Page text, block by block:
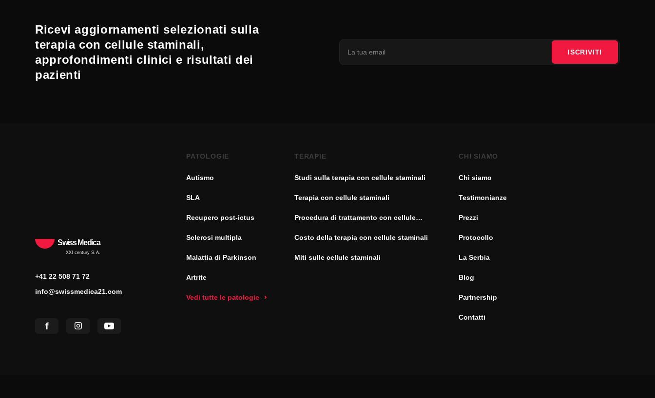
Ricevi aggiornamenti selezionati sulla
terapia con cellule staminali,
approfondimenti clinici e risultati dei
pazienti
ISCRIVITI
Swiss Medica
XXI century S.A.
+41 22 508 71 72
info@swissmedica21.com
PATOLOGIE
Autismo
SLA
Recupero post-ictus
Sclerosi multipla
Malattia di Parkinson
Artrite
Vedi tutte le patologie
TERAPIE
Studi sulla terapia con cellule staminali
Terapia con cellule staminali
Procedura di trattamento con cellule
Costo della terapia con cellule staminali
Miti sulle cellule staminali
CHI SIAMO
Chi siamo
Testimonianze
Prezzi
Protocollo
La Serbia
Blog
Partnership
Contatti